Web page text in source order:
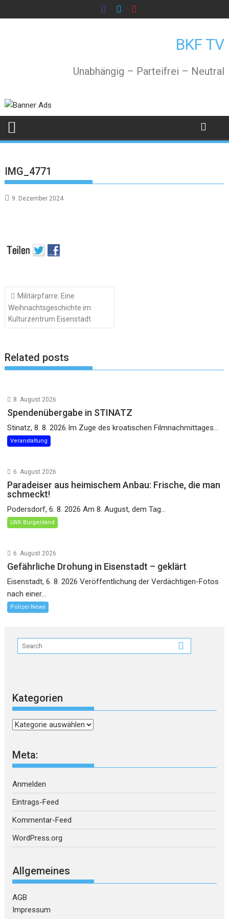
to
BKF TV
Unabhängig – Parteifrei – Neutral
IMG_4771
9. Dezember 2024
Beitragsnavigation
Militärpfarre: Eine
Weihnachtsgeschichte im
Kulturzentrum Eisenstadt
Related posts
8. August 2026
Spendenübergabe in STINATZ
Stinatz, 8. 8. 2026 Im Zuge des kroatischen Filmnachmittages...
Veranstaltung
6. August 2026
Paradeiser aus heimischem Anbau: Frische, die man
schmeckt!
Podersdorf, 6. 8. 2026 Am 8. August, dem Tag...
LWK Burgenland
6. August 2026
Gefährliche Drohung in Eisenstadt – geklärt
Eisenstadt, 6. 8. 2026 Veröffentlichung der Verdächtigen-Fotos
nach einer...
Polizei News
Kategorien
Kategorien
Meta:
Anmelden
Eintrags-Feed
Kommentar-Feed
WordPress.org
Allgemeines
AGB
Impressum